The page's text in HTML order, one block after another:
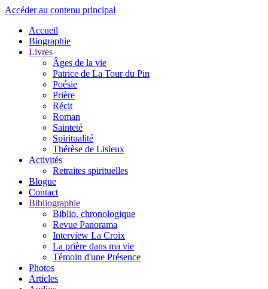
Accéder au contenu principal
Accueil
Biographie
Livres
Âges de la vie
Patrice de La Tour du Pin
Poésie
Prière
Récit
Roman
Sainteté
Spiritualité
Thérèse de Lisieux
Activités
Retraites spirituelles
Blogue
Contact
Bibliographie
Biblio. chronologique
Revue Panorama
Interview La Croix
La prière dans ma vie
Témoin d'une Présence
Photos
Articles